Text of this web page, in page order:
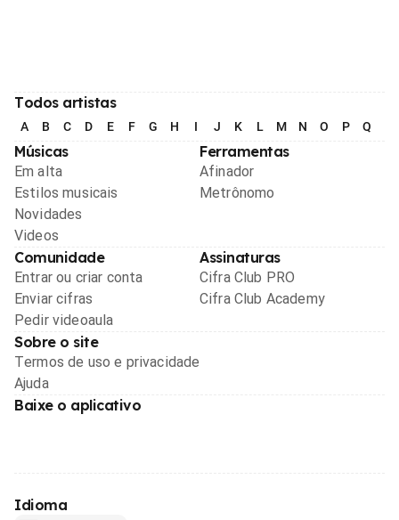
Todos artistas
A B C D E F G H I J K L M N O P Q
Músicas
Em alta
Estilos musicais
Novidades
Videos
Ferramentas
Afinador
Metrônomo
Comunidade
Entrar ou criar conta
Enviar cifras
Pedir videoaula
Assinaturas
Cifra Club PRO
Cifra Club Academy
Sobre o site
Termos de uso e privacidade
Ajuda
Baixe o aplicativo
Idioma